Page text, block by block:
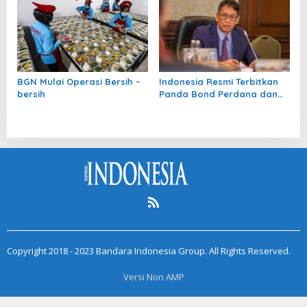
BGN Mulai Operasi Bersih –
bersih
Indonesia Resmi Terbitkan
Panda Bond Perdana dan
Copyright 2018 - 2023 Bandara Indonesia Group. All Rights Reserved.
Versi Non AMP